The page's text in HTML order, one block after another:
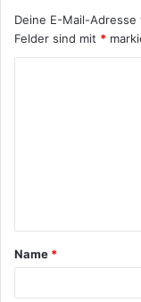
Deine E-Mail-
Felder sind mit *
Name *